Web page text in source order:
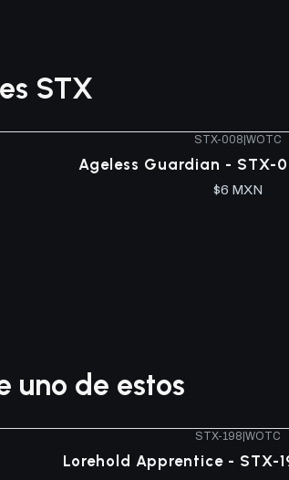
STX
STX-008|WOTC
Ageless Guardian - STX-
$6 MXN
uno de estos
STX-198 WOTC
Lorehold Apprentice - STX-